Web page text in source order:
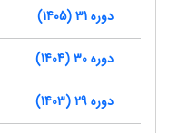
دوره 31 (1405)
دوره 30 (1404)
دوره 29 (1403)